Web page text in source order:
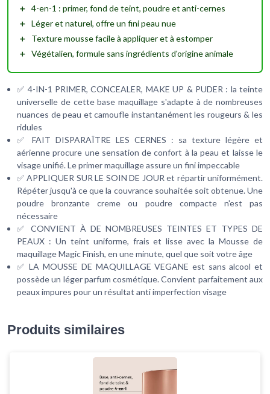
＋ 4-en-1 : primer, fond de teint, poudre et anti-cernes
＋ Légeret naturel, offre un fini peau nue
＋
Texture moussefacile à appliquer et à estomper
＋ Végétalien, formule sans ingrédients d'origine animale
✅ 4-IN-1 PRIMER, CONCEALER, MAKE UP & PUDER : la teinte
universelle de cette base maquillage s'adapte à de nombreuses
nuances de peau et camoufle instantanément les rougeurs & les
ridules
✅ FAIT DISPARAÎTRE LES CERNES : sa texture légère et
aérienne procure une sensation de confort à la peau et laisse le
visage unifié. Le primer maquillage assure un fini impeccable
✅ APPLIQUER SUR LE SOIN DE JOUR et répartir uniformément.
Répéter jusqu'à ce que la couvrance souhaitée soit obtenue. Une
poudre bronzante creme ou poudre compacte n'est pas
nécessaire
✅ CONVIENT À DE NOMBREUSES TEINTES ET TYPES DE
PEAUX : Un teint uniforme, frais et lisse avec la Mousse de
maquillage Magic Finish, en une minute, quel que soit votre âge
✅ LA MOUSSE DE MAQUILLAGE VEGANE est sans alcool et
possède un léger parfum cosmétique. Convient parfaitement aux
peaux impures pour un résultat anti imperfection visage
Produits similaires